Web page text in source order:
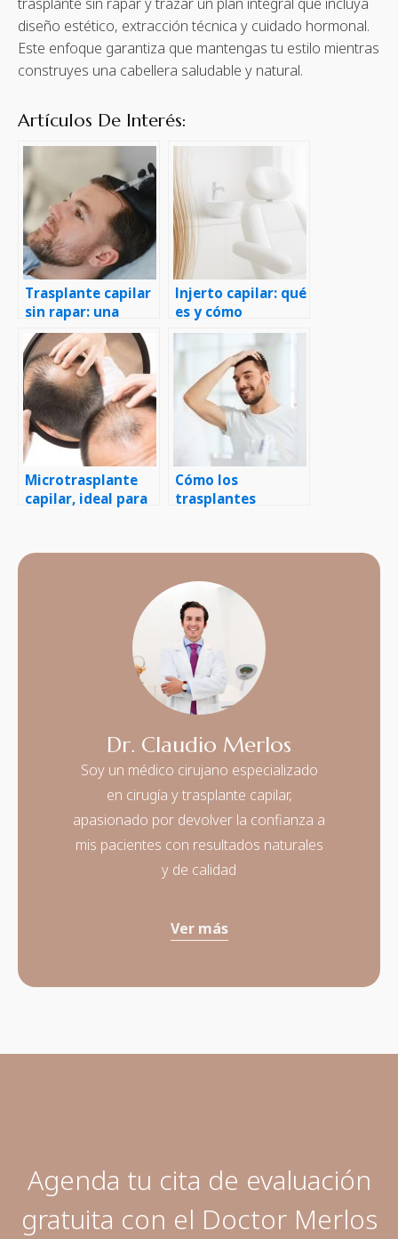
diseño estético, extracción técnica y cuidado hormonal.
Este enfoque garantiza que mantengas tu estilo mientras
construyes una cabellera saludable y natural.
Artículos De Interés:
Trasplante capilar
sin rapar: una
solución discreta y
eficaz
Injerto capilar: qué
es y cómo
funciona, paso a
paso
Microtrasplante
capilar, ideal para
Cómo los
trasplantes
apariencia facial
Dr. Claudio Merlos
Soy un médico cirujano especializado
en cirugía y trasplante capilar,
apasionado por devolver la confianza a
mis pacientes con resultados naturales
y de calidad
Ver más
Agenda tu cita de evaluación
gratuita con el Doctor Merlos